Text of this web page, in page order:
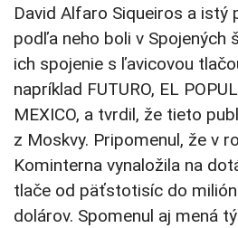
David Alfaro Siqueiros a istý
podľa neho boli v Spojených
ich spojenie s ľavicovou
napríklad FUTURO, EL
MEXICO, a tvrdil, že tieto
z Moskvy. Pripomenul, že v
Kominterna vynaložila na
tlače od päťstotisíc do
dolárov. Spomenul aj mená